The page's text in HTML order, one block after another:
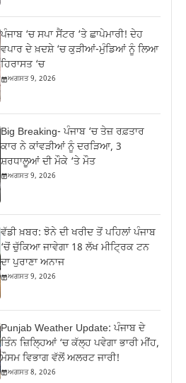
ਪੰਜਾਬ ‘ਚ ਸਪਾ ਸੈਂਟਰ ‘ਤੇ ਛਾਪੇਮਾਰੀ! ਦੇਹ
ਵਪਾਰ ਦੇ ਖ਼ਦਸ਼ੇ ‘ਚ ਕੁੜੀਆਂ-ਮੁੰਡਿਆਂ ਨੂੰ ਲਿਆ
ਹਿਰਾਸਤ ‘ਚ
ਅਗਸਤ 9, 2026
Big Breaking- ਪੰਜਾਬ ‘ਚ ਤੇਜ਼ ਰਫ਼ਤਾਰ
ਕਾਰ ਨੇ ਕਾਂਵੜੀਆਂ ਨੂੰ ਦਰੜਿਆ, 3
ਸ਼ਰਧਾਲੂਆਂ ਦੀ ਮੌਕੇ ‘ਤੇ ਮੌਤ
ਅਗਸਤ 9, 2026
ਵੱਡੀ ਖ਼ਬਰ: ਝੋਨੇ ਦੀ ਖਰੀਦ ਤੋਂ ਪਹਿਲਾਂ ਪੰਜਾਬ
‘ਚੋਂ ਚੁੱਕਿਆ ਜਾਵੇਗਾ 18 ਲੱਖ ਮੀਟ੍ਰਿਕ ਟਨ
ਦਾ ਪੁਰਾਣਾ ਅਨਾਜ
ਅਗਸਤ 9, 2026
Punjab Weather Update: ਪੰਜਾਬ ਦੇ
ਤਿੰਨ ਜ਼‍ਿਲ੍ਹਿਆਂ ‘ਚ ਕੱਲ੍ਹ ਪਵੇਗਾ ਭਾਰੀ ਮੀਂਹ,
ਮੌਸਮ ਵਿਭਾਗ ਵੱਲੋਂ ਅਲਰਟ ਜਾਰੀ!
ਅਗਸਤ 8, 2026